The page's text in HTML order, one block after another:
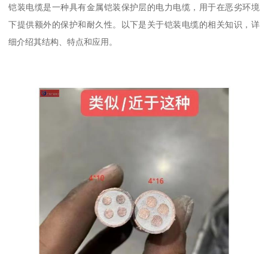
铠装电缆是一种具有金属铠装保护层的电力电缆，用于在恶劣环境
下提供额外的保护和耐久性。以下是关于铠装电缆的相关知识，详
细介绍其结构、特点和应用。